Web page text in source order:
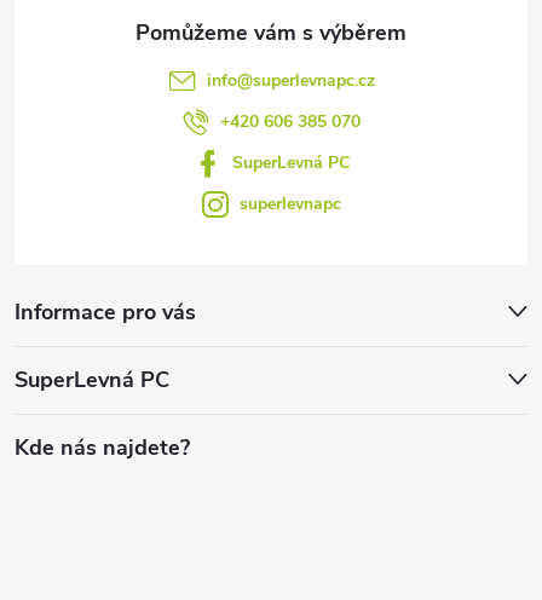
info@superlevnapc.cz
+420 606 385 070
SuperLevná PC
superlevnapc
Informace pro vás
SuperLevná PC
Kde nás najdete?